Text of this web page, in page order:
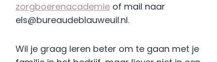
zorgboerenacademie of mail naar
els@bureaudeblauweuil.nl.
Wil je graag leren beter om te gaan met je